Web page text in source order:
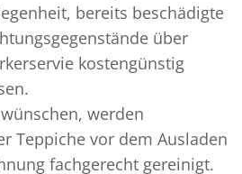
bereits beschädigte
über
kostengünstig
werden
Teppiche vor dem Ausladen
fachgerecht gereinigt.